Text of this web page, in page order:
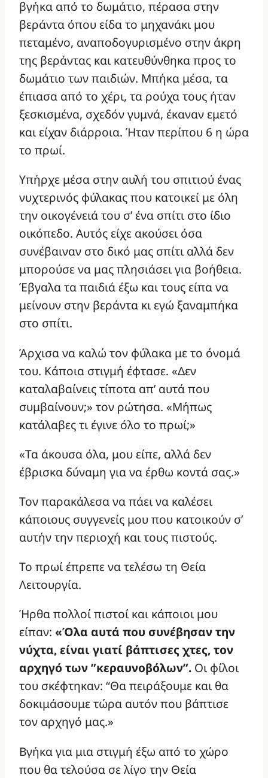
βγήκα από το δωμάτιο, πέρασα στην
βεράντα όπου είδα το μηχανάκι μου
πεταμένο, αναποδογυρισμένο στην άκρη
της βεράντας και κατευθύνθηκα προς το
δωμάτιο των παιδιών. Μπήκα μέσα, τα
έπιασα από το χέρι, τα ρούχα τους ήταν
ξεσκισμένα, σχεδόν γυμνά, έκαναν εμετό
και είχαν διάρροια. Ήταν περίπου 6 η ώρα
το πρωί.
Υπήρχε μέσα στην αυλή του σπιτιού ένας
νυχτερινός φύλακας που κατοικεί με όλη
την οικογένειά του σ’ ένα σπίτι στο ίδιο
οικόπεδο. Αυτός είχε ακούσει όσα
συνέβαιναν στο δικό μας σπίτι αλλά δεν
μπορούσε να μας πλησιάσει για βοήθεια.
Έβγαλα τα παιδιά έξω και τους είπα να
μείνουν στην βεράντα κι εγώ ξαναμπήκα
στο σπίτι.
Άρχισα να καλώ τον φύλακα με το όνομά
του. Κάποια στιγμή έφτασε. «Δεν
καταλαβαίνεις τίποτα απ’ αυτά που
συμβαίνουν;» τον ρώτησα. «Μήπως
κατάλαβες τι έγινε όλο το πρωί;»
«Τα άκουσα όλα, μου είπε, αλλά δεν
έβρισκα δύναμη για να έρθω κοντά σας.»
Τον παρακάλεσα να πάει να καλέσει
κάποιους συγγενείς μου που κατοικούν σ’
αυτήν την περιοχή και τους πιστούς.
Το πρωί έπρεπε να τελέσω τη Θεία
Λειτουργία.
Ήρθα πολλοί πιστοί και κάποιοι μου
είπαν: «Όλα αυτά που συνέβησαν την
νύχτα, είναι γιατί βάπτισες χτες, τον
αρχηγό των ”κεραυνοβόλων”. Οι φίλοι
του σκέφτηκαν: “Θα πειράξουμε και θα
δοκιμάσουμε τώρα αυτόν που βάπτισε
τον αρχηγό μας.»
Βγήκα για μια στιγμή έξω από το χώρο
που θα τελούσα σε λίγο την Θεία